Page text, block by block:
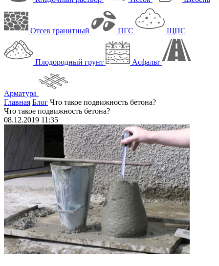
Отсев гранитный ПГС ЩПС
Плодородный грунт Асфальт
Арматура
Главная Блог Что такое подвижность бетона?
Что такое подвижность бетона?
08.12.2019 11:35